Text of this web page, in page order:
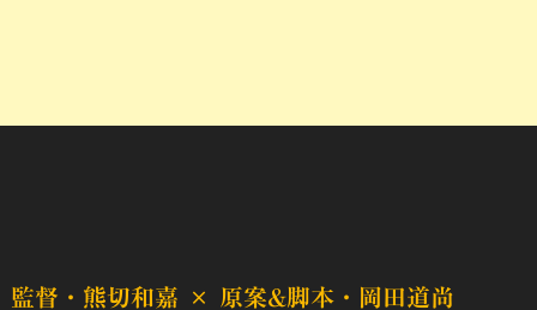
監督・熊切和嘉 × 原案&脚本・岡田道尚